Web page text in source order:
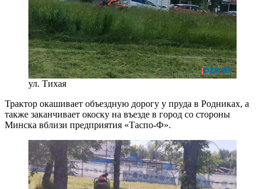
ул. Тихая
Трактор окашивает объездную дорогу у пруда в Родниках, а
также заканчивает окоску на въезде в город со стороны
Минска вблизи предприятия «Таспо-Ф».